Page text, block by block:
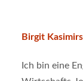
Birgit
Ich bin eine